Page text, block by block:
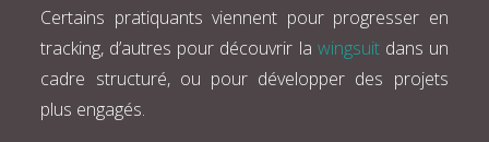
Certains pratiquants viennent pour progresser en
tracking, d’autres pour découvrir la wingsuitdans un
cadre structuré, ou pour développer des projets
plus engagés.